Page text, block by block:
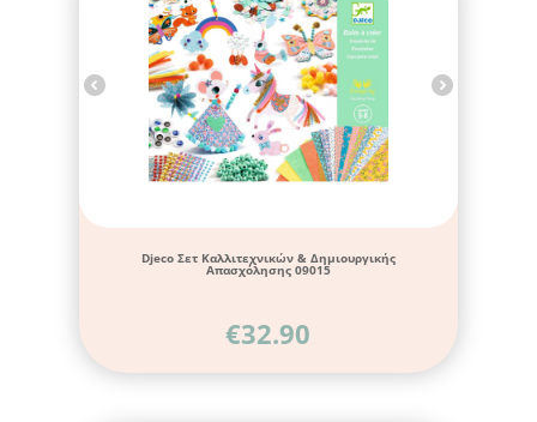
Djeco Σετ Καλλιτεχνικών & Δημιουργικής
Απασχόλησης 09015
€32.90